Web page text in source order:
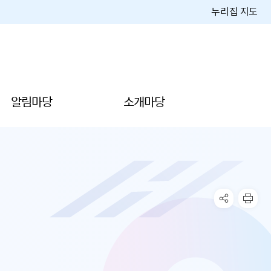
누리집 지도
알림마당 소개마당